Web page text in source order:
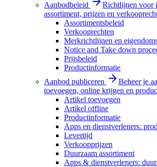
Aanbodbeleid
Richtlijnen voor
assortiment, prijzen en
Assortimentsbeleid
Verkooprechten
Merkrichtlijnen en
Notice and Take down
Prijsbeleid
Productinformatie
Aanbod publiceren
Beheer je
toevoegen, online krijgen en
Artikel toevoegen
Artikel offline
Productinformatie
Apps en dienstverleners:
Levertijd
Verkoopprijzen
Duurzaam assortiment
Apps & dienstverleners: